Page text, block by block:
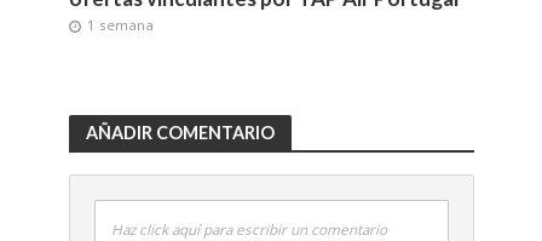
1 semana
AÑADIR COMENTARIO
Haz click aquí para escribir un comentario